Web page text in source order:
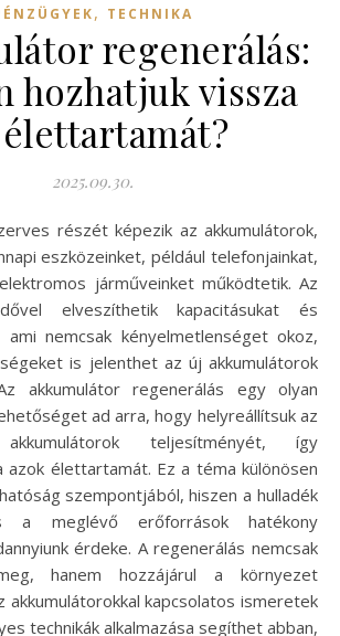
, TECHNIKA
regenerálás:
hozhatjuk vissza
2025.09.30.
eszközeinket, például telefonjainkat,
járműveinket működtetik. Az
elveszíthetik kapacitásukat és
ami nemcsak kényelmetlenséget okoz,
is jelenthet az új akkumulátorok
akkumulátor regenerálás egy olyan
ad arra, hogy helyreállítsuk az
akkumulátorok teljesítményét, így
azok élettartamát. Ez a téma különösen
szempontjából, hiszen a hulladék
a meglévő erőforrások hatékony
érdeke. A regenerálás nemcsak
hanem hozzájárul a környezet
akkumulátorokkal kapcsolatos ismeretek
technikák alkalmazása segíthet abban,